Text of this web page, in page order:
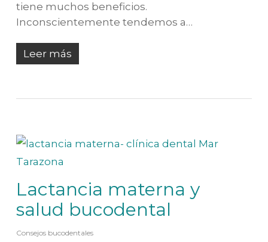
tiene muchos beneficios.
Inconscientemente tendemos a…
Leer más
Lactancia materna y
salud bucodental
Consejos bucodentales